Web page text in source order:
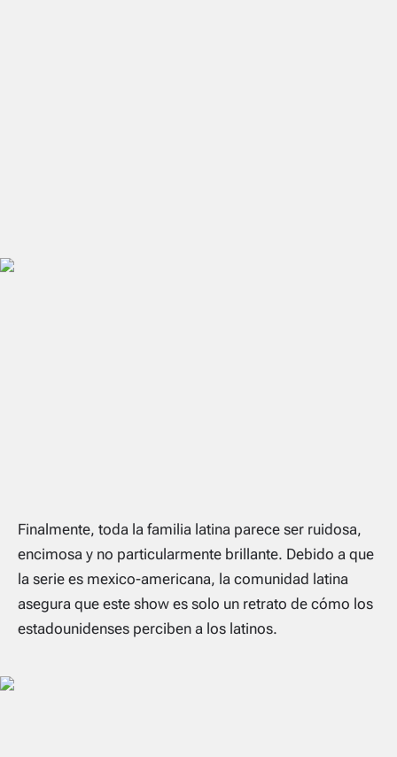
Finalmente, toda la familia latina parece ser ruidosa,
encimosa y no particularmente brillante. Debido a que
la serie es mexico-americana, la comunidad latina
asegura que este show es solo un retrato de cómo los
estadounidenses perciben a los latinos.